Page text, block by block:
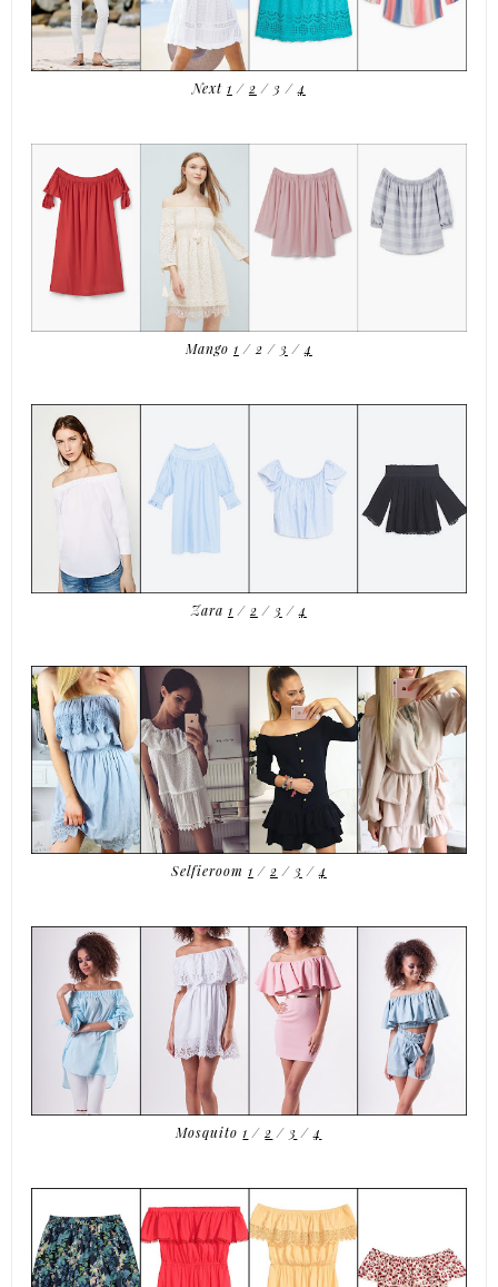
Next 1 / 2 / 3 / 4
Mango 1 / 2 / 3 /4
Zara 1 / 2 / 3 / 4
Selfieroom 1 / 2 / 3 /4
Mosquito1 / 2 / 3 /4